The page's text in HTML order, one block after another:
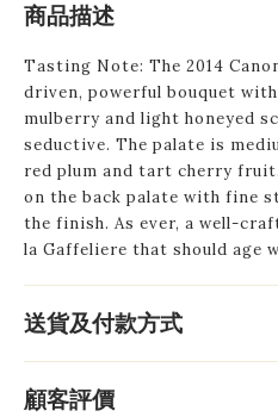
商品描述
Tasting Note: The 2014
driven, powerful bouquet
mulberry and light honeyed
seductive. The palate is
red plum and tart cherry
on the back palate with fine
the finish. As ever, a well-
la Gaffeliere that should age
送貨及付款方式
顧客評價